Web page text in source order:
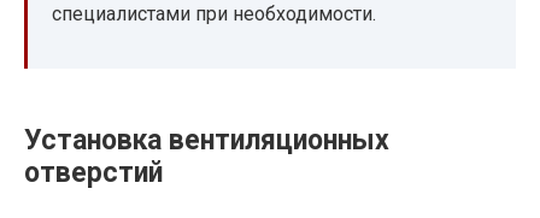
специалистами при необходимости.
Установка вентиляционных
отверстий